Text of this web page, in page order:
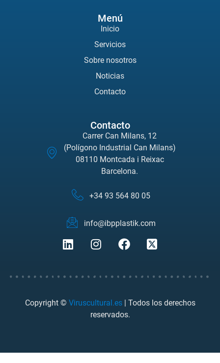
Menú
Inicio
Servicios
Sobre nosotros
Noticias
Contacto
Contacto
Carrer Can Milans, 12
(Polígono Industrial Can Milans)
08110 Montcada i Reixac
Barcelona.
+34 93 564 80 05
info@ibpplastik.com
Copyright © Viruscultural.es| Todos los derechos
reservados.